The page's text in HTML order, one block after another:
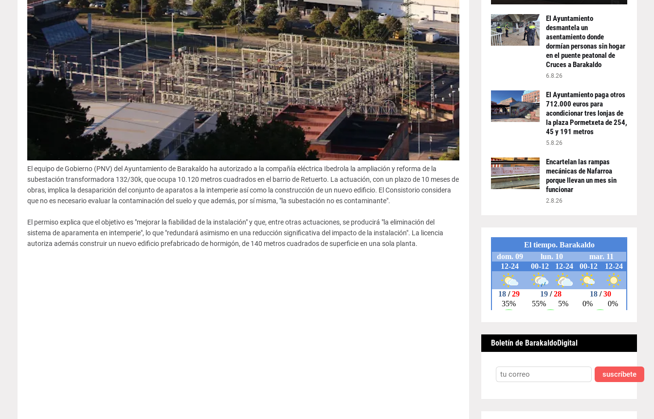
El equipo de Gobierno (PNV) del Ayuntamiento de Barakaldo ha autorizado a la compañía eléctrica Ibedrola la ampliación y reforma de la
subestación transformadora 132/30k, que ocupa 10.120 metros cuadrados en el barrio de Retuerto. La actuación, con un plazo de 10 meses de
obras, implica la desaparición del conjunto de aparatos a la intemperie así como la construcción de un nuevo edificio. El Consistorio considera
que no es necesario evaluar la contaminación del suelo y que además, por sí misma, "la subestación no es contaminante".
El permiso explica que el objetivo es "mejorar la fiabilidad de la instalación" y que, entre otras actuaciones, se producirá "la eliminación del
sistema de aparamenta en intemperie", lo que "redundará asimismo en una reducción significativa del impacto de la instalación". La licencia
autoriza además construir un nuevo edificio prefabricado de hormigón, de 140 metros cuadrados de superficie en una sola planta.
El Ayuntamiento
desmantela un
asentamiento donde
dormían personas sin hogar
en el puente peatonal de
Cruces a Barakaldo
6.8.26
El Ayuntamiento paga otros
712.000 euros para
acondicionar tres lonjas de
la plaza Pormetxeta de 254,
45 y 191 metros
5.8.26
Encartelan las rampas
mecánicas de Nafarroa
porque llevan un mes sin
funcionar
2.8.26
Boletín de BarakaldoDigital
suscríbete